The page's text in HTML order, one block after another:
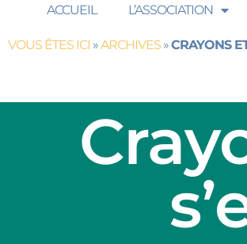
ACCUEIL L’ASSOCIATION
VOUS ÊTES ICI »ARCHIVES »CRAYONS